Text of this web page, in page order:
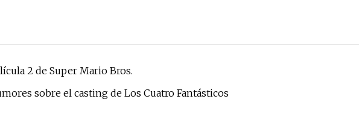
2 de Super Mario Bros.
sobre el casting de Los Cuatro Fantásticos